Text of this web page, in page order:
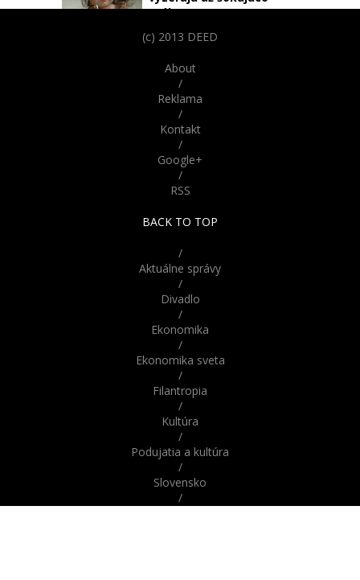
reálne
(c) 2013 DEED
About
/
Reklama
/
Kontakt
/
Google+
/
RSS
BACK TO TOP
/
Aktuálne správy
/
Divadlo
/
Ekonomika
/
Ekonomika sveta
/
Filantropia
/
Kultúra
/
Podujatia a kultúra
/
Slovensko
/